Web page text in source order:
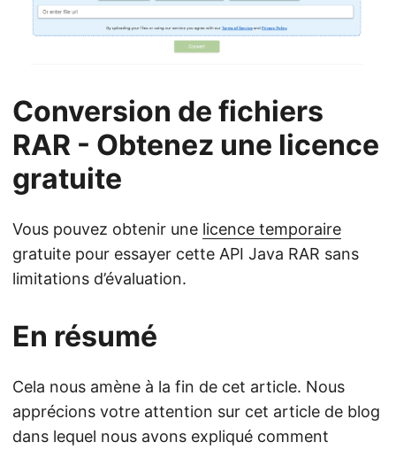
Conversion de fichiers
RAR - Obtenez une licence
gratuite
Vous pouvez obtenir une licence temporaire
gratuite pour essayer cette API Java RAR sans
limitations d’évaluation.
En résumé
Cela nous amène à la fin de cet article. Nous
apprécions votre attention sur cet article de blog
dans lequel nous avons expliqué comment